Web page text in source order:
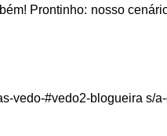
Prontinho: nosso